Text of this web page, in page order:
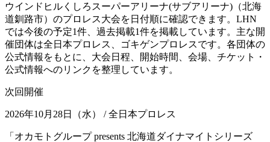
ウインドヒルくしろスーパーアリーナ(サブアリーナ)（北海
道釧路市）のプロレス大会を日付順に確認できます。LHN
では今後の予定1件、過去掲載1件を掲載しています。主な開
催団体は全日本プロレス、ゴキゲンプロレスです。各団体の
公式情報をもとに、大会日程、開始時間、会場、チケット・
公式情報へのリンクを整理しています。
次回開催
2026年10月28日（水） / 全日本プロレス
「オカモトグループ presents 北海道ダイナマイトシリーズ